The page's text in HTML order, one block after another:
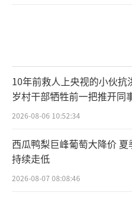
10年前救人上央视的小伙抗
岁村干部牺牲前一把推开同
别！
2026-08-06 10:52:34
西瓜鸭梨巨峰葡萄大降价
持续走低
2026-08-07 08:08:46